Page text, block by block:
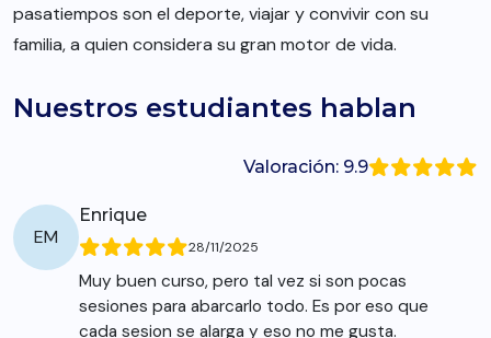
pasatiempos son el deporte, viajar y convivir con su
familia, a quien considera su gran motor de vida.
Nuestros estudiantes hablan
Valoración: 9.9
EM
Enrique
28/11/2025
Muy buen curso, pero tal vez si son pocas
sesiones para abarcarlo todo. Es por eso que
cada sesion se alarga y eso no me gusta.